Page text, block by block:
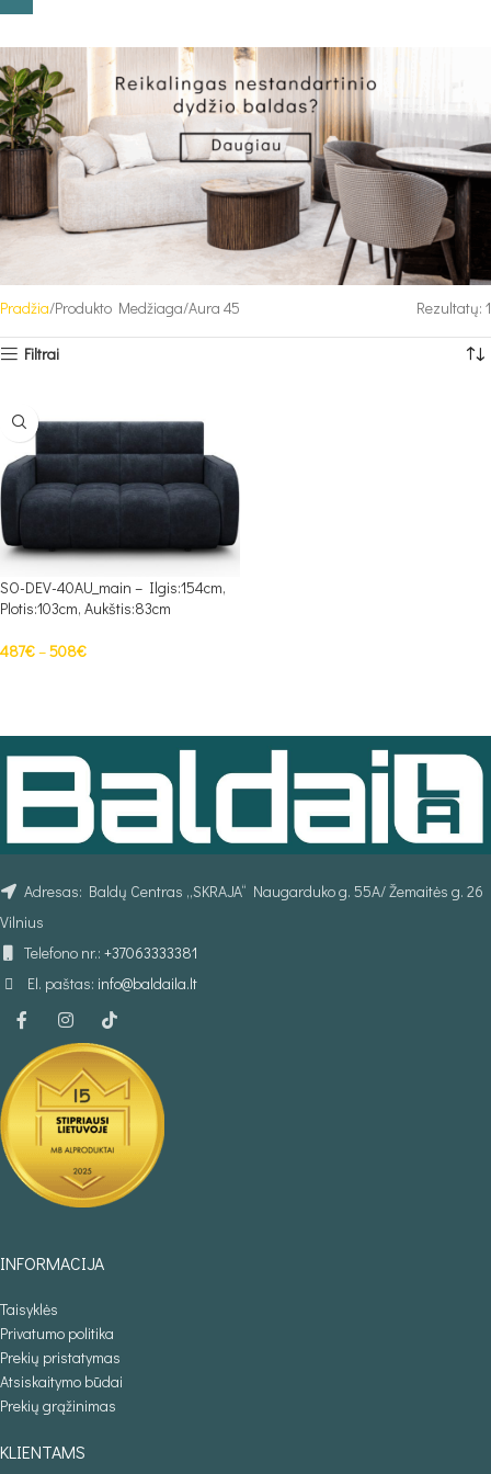
Pradžia Produkto Medžiaga Aura 45 Rezultatų: 1
Filtrai
SO-DEV-40AU_main – Ilgis:154cm,
Plotis:103cm, Aukštis:83cm
487€–508€
Adresas: Baldų Centras „SKRAJA“ Naugarduko g. 55A/ Žemaitės g. 26
Vilnius
Telefono nr.: +37063333381
El. paštas: info@baldaila.lt
INFORMACIJA
Taisyklės
Privatumo politika
Prekių pristatymas
Atsiskaitymo būdai
Prekių grąžinimas
KLIENTAMS